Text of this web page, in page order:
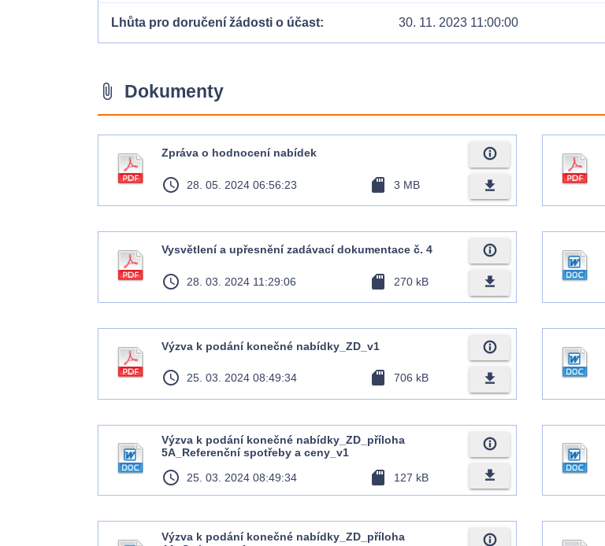
Lhůta pro doručení žádosti o účast 30. 11. 2023 11:00:00
attach_file Dokumenty
Zpráva o hodnocení nabídek
access_time 28. 05. 2024 06:56:23 sd_card 3 MB
info_outline
file_download
Vysvětlení a upřesnění zadávací dokumentace č. 4
access_time 28. 03. 2024 11:29:06 sd_card 270 kB
info_outline
file_download
Výzva k podání konečné nabídky_ZD_v1
access_time 25. 03. 2024 08:49:34 sd_card 706 kB
info_outline
file_download
Výzva k podání konečné nabídky_ZD_příloha
5A_Referenční spotřeby a ceny_v1
access_time 25. 03. 2024 08:49:34 sd_card 127 kB
info_outline
file_download
Výzva k podání konečné nabídky_ZD_příloha
info_outline